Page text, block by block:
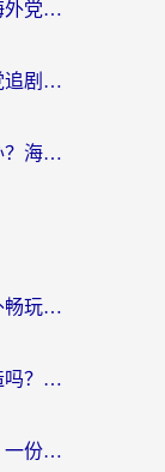
在国外能正常使用国内软件吗？海外党亲测有效的无缝访问指南
哔哩哔哩在国外怎么看番？海外党追剧看片的终极解决方案
在国外想看爱奇艺版权限制怎么办？海外华人必看的追剧自由指南
国外打重生细胞有延迟？这份海外畅玩国服游戏加速器终极指南请收好
在欧洲能玩堡垒前线：破坏与创造吗？海外党国服游戏不卡顿的秘密
国外玩星战前夜需要注意的事项：一份来自老玩家的网络生存指南